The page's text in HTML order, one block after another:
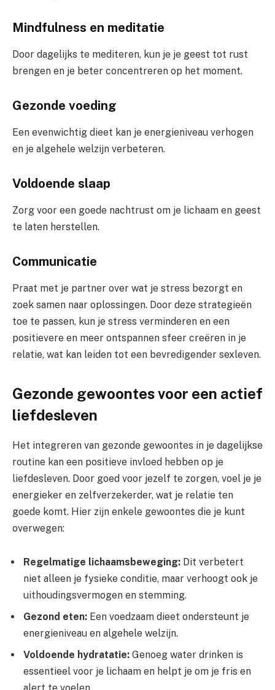
Mindfulness en meditatie
Door dagelijks te mediteren, kun je je geest tot rust
brengen en je beter concentreren op het moment.
Gezonde voeding
Een evenwichtig dieet kan je energieniveau verhogen
en je algehele welzijn verbeteren.
Voldoende slaap
Zorg voor een goede nachtrust om je lichaam en geest
te laten herstellen.
Communicatie
Praat met je partner over wat je stress bezorgt en
zoek samen naar oplossingen. Door deze strategieën
toe te passen, kun je stress verminderen en een
positievere en meer ontspannen sfeer creëren in je
relatie, wat kan leiden tot een bevredigender sexleven.
Gezonde gewoontes voor een actief
liefdesleven
Het integreren van gezonde gewoontes in je dagelijkse
routine kan een positieve invloed hebben op je
liefdesleven. Door goed voor jezelf te zorgen, voel je je
energieker en zelfverzekerder, wat je relatie ten
goede komt. Hier zijn enkele gewoontes die je kunt
overwegen:
Regelmatige lichaamsbeweging: Dit verbetert
niet alleen je fysieke conditie, maar verhoogt ook je
uithoudingsvermogen en stemming.
Gezond eten: Een voedzaam dieet ondersteunt je
energieniveau en algehele welzijn.
Voldoende hydratatie: Genoeg water drinken is
essentieel voor je lichaam en helpt je om je fris en